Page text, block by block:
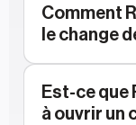
Comment
le change
Est-ce que
à ouvrir un